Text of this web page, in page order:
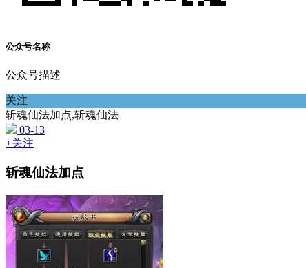
公众号名称
公众号描述
关注
斩魂仙法加点,斩魂仙法 –
03-13
+关注
斩魂仙法加点